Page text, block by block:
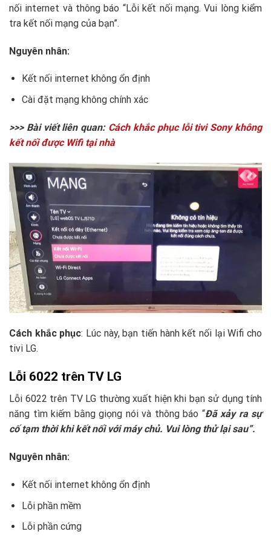
nối internet và thông báo “Lỗi kết nối mạng. Vui lòng kiểm
tra kết nối mạng của bạn”.
Nguyên nhân:
Kết nối internet không ổn định
Cài đặt mạng không chính xác
>>> Bài viết liên quan: Cách khắc phục lỗi tivi Sony không
kết nối được Wifi tại nhà
Cách khắc phục: Lúc này, bạn tiến hành kết nối lại Wifi cho
tivi LG.
Lỗi 6022 trên TV LG
Lỗi 6022 trên TV LG thường xuất hiện khi bạn sử dụng tính
năng tìm kiếm bằng giọng nói và thông báo “Đã xảy ra sự
cố tạm thời khi kết nối với máy chủ. Vui lòng thử lại sau”.
Nguyên nhân:
Kết nối internet không ổn định
Lỗi phần mềm
Lỗi phần cứng